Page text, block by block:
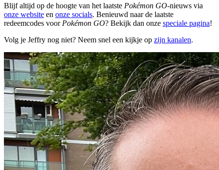
Blijf altijd op de hoogte van het laatste Pokémon GO-nieuws via
onze website en onze socials. Benieuwd naar de laatste
redeemcodes voor Pokémon GO? Bekijk dan onze speciale pagina!
Volg je Jeffry nog niet? Neem snel een kijkje op zijn kanalen.